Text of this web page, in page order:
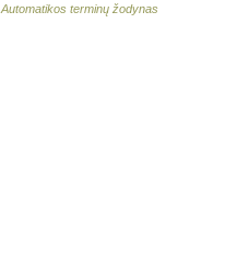
Automatikos terminų žodynas